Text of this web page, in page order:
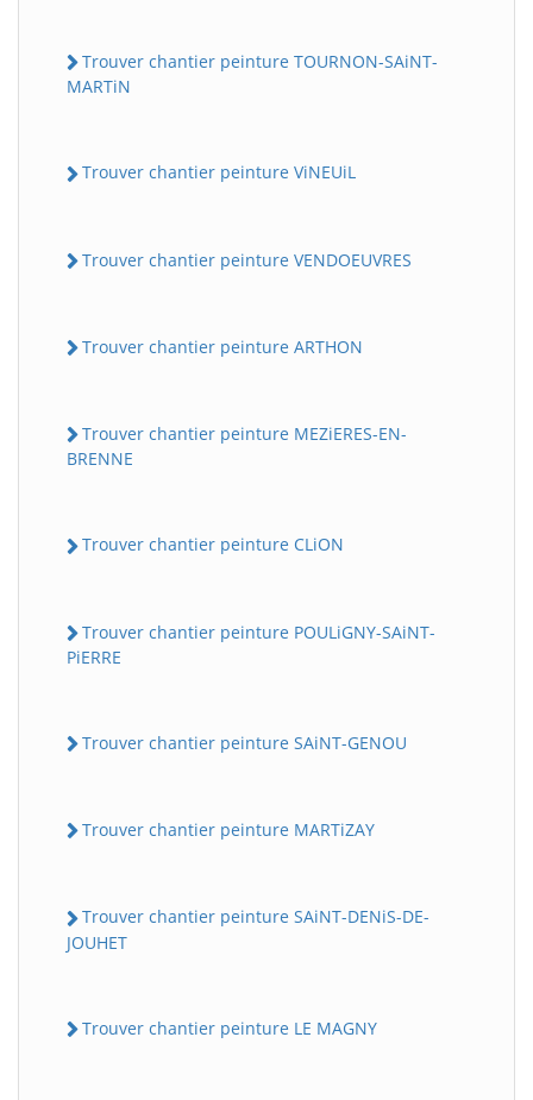
Trouver chantier peinture TOURNON-SAiNT-
MARTiN
Trouver chantier peinture ViNEUiL
Trouver chantier peinture VENDOEUVRES
Trouver chantier peinture ARTHON
Trouver chantier peinture MEZiERES-EN-
BRENNE
Trouver chantier peinture CLiON
Trouver chantier peinture POULiGNY-SAiNT-
PiERRE
Trouver chantier peinture SAiNT-GENOU
Trouver chantier peinture MARTiZAY
Trouver chantier peinture SAiNT-DENiS-DE-
JOUHET
Trouver chantier peinture LE MAGNY